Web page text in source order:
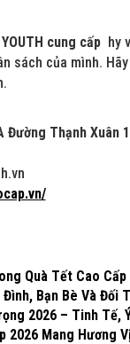
cung cấp hy
sách của mình.
Thạnh Xuân
Quà Tết Cao Cấp
Bạn Bè Và Đối
2026 – Tinh Tế,
2026 Mang Hương